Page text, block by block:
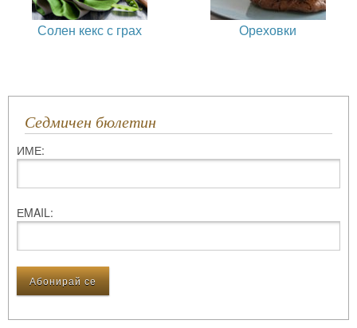
Солен кекс с грах Ореховки
Седмичен бюлетин
ИМЕ:
ЕMAIL: